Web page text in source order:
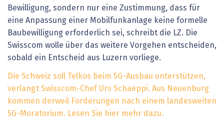
Bewilligung, sondern nur eine Zustimmung, dass für
eine Anpassung einer Mobilfunkanlage keine formelle
Baubewilligung erforderlich sei, schreibt die LZ. Die
Swisscom wolle über das weitere Vorgehen entscheiden,
sobald ein Entscheid aus Luzern vorliege.
Die Schweiz soll Telkos beim 5G-Ausbau unterstützen,
verlangt Swisscom-Chef Urs Schaeppi. Aus Neuenburg
kommen derweil Forderungen nach einem landesweiten
5G-Moratorium. Lesen Sie hier mehr dazu.